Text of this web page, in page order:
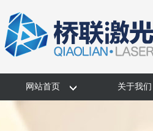
网站首页 关于我们